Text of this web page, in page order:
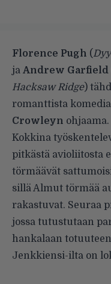
Florence Pugh (
ja Andrew Garfield
Hacksaw Ridge)
romanttista
Crowleyn ohjaama.
Kokkina
pitkästä avioliitosta
törmäävät
sillä Almut törmää
rakastuvat. Seuraa
jossa tutustutaan
hankalaan
Jenkkiensi-ilta on